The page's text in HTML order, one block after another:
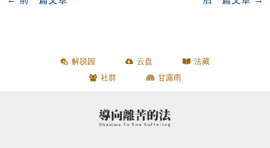
解脱园 云盘
法藏
社群
甘露雨